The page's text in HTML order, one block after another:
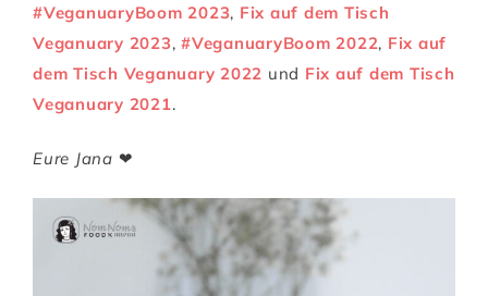
#VeganuaryBoom 2023, Fix auf dem Tisch
Veganuary 2023, #VeganuaryBoom 2022, Fix auf
dem Tisch Veganuary 2022 und Fix auf dem Tisch
Veganuary 2021.
Eure Jana ❤